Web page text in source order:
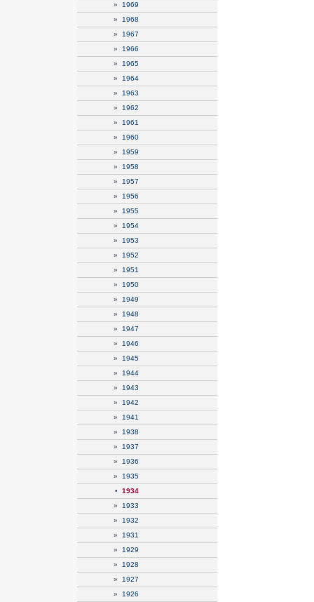
» 1969
» 1968
» 1967
» 1966
» 1965
» 1964
» 1963
» 1962
» 1961
» 1960
» 1959
» 1958
» 1957
» 1956
» 1955
» 1954
» 1953
» 1952
» 1951
» 1950
» 1949
» 1948
» 1947
» 1946
» 1945
» 1944
» 1943
» 1942
» 1941
» 1938
» 1937
» 1936
» 1935
• 1934
» 1933
» 1932
» 1931
» 1929
» 1928
» 1927
» 1926